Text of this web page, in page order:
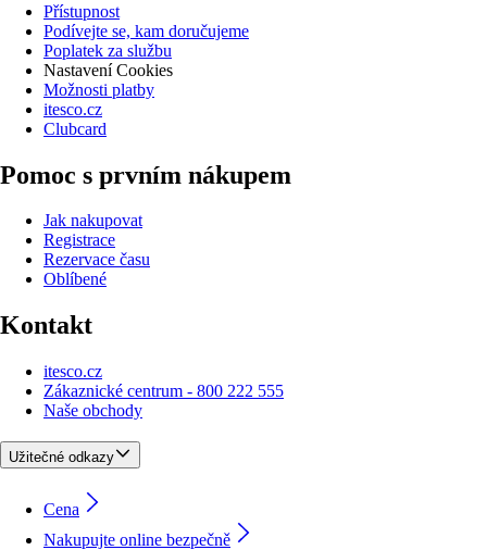
Přístupnost
Podívejte se, kam doručujeme
Poplatek za službu
Nastavení Cookies
Možnosti platby
itesco.cz
Clubcard
Pomoc s prvním nákupem
Jak nakupovat
Registrace
Rezervace času
Oblíbené
Kontakt
itesco.cz
Zákaznické centrum - 800 222 555
Naše obchody
Užitečné odkazy
Cena
Nakupujte online bezpečně